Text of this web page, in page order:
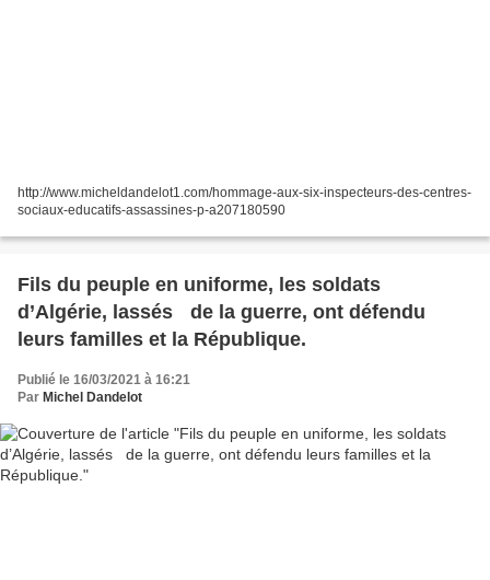
http://www.micheldandelot1.com/hommage-aux-six-inspecteurs-des-centres-
sociaux-educatifs-assassines-p-a207180590
Fils du peuple en uniforme, les soldats
d’Algérie, lassés de la guerre, ont défendu
leurs familles et la République.
Publié le 16/03/2021 à 16:21
Par Michel Dandelot